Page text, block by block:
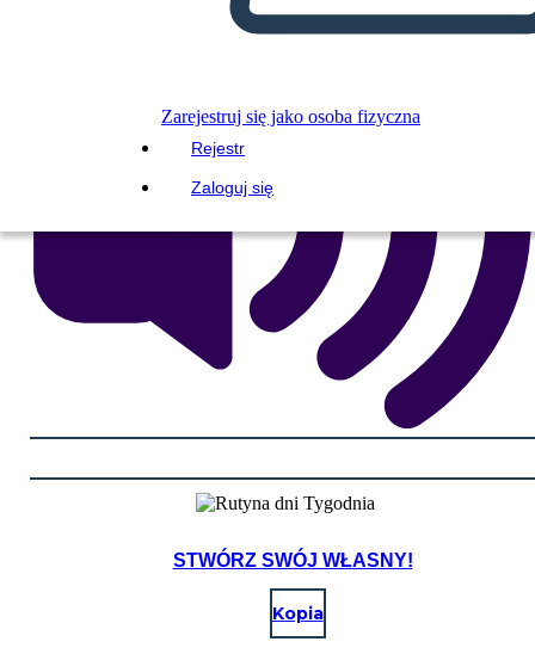
Zarejestruj się jako osoba fizyczna
Rejestr
Zaloguj się
STWÓRZ SWÓJ WŁASNY!
Kopia